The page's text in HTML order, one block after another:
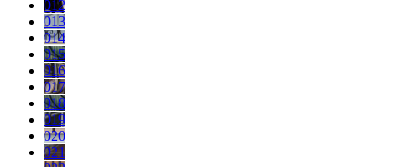
012
013
014
015
016
017
018
019
020
021